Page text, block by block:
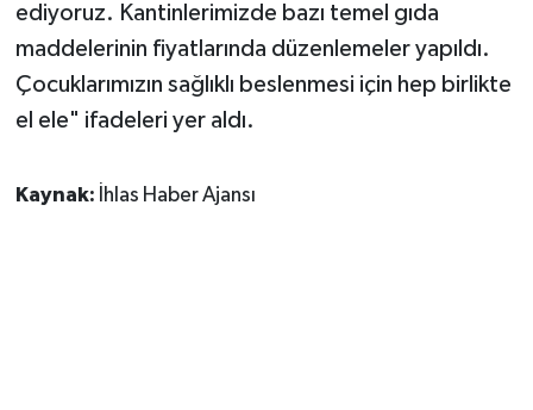
ediyoruz. Kantinlerimizde bazı temel gıda
maddelerinin fiyatlarında düzenlemeler yapıldı.
Çocuklarımızın sağlıklı beslenmesi için hep birlikte
el ele" ifadeleri yer aldı.
Kaynak: İhlas Haber Ajansı